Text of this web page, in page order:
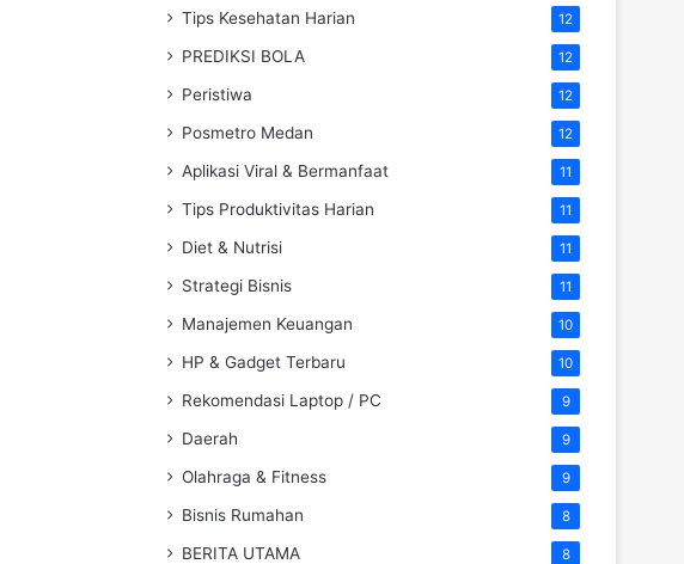
Tips Kesehatan Harian 12
PREDIKSI BOLA 12
Peristiwa 12
Posmetro Medan 12
Aplikasi Viral & Bermanfaat 11
Tips Produktivitas Harian 11
Diet & Nutrisi 11
Strategi Bisnis 11
Manajemen Keuangan 10
HP & Gadget Terbaru 10
Rekomendasi Laptop / PC 9
Daerah 9
Olahraga & Fitness 9
Bisnis Rumahan 8
BERITA UTAMA 8